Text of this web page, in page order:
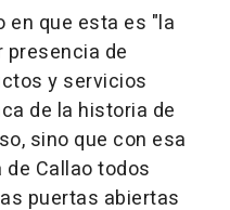
en que esta es "la
presencia de
y servicios
de la historia de
sino que con esa
Callao todos
puertas abiertas